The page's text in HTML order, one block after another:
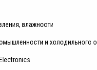
влажности
и холодильного